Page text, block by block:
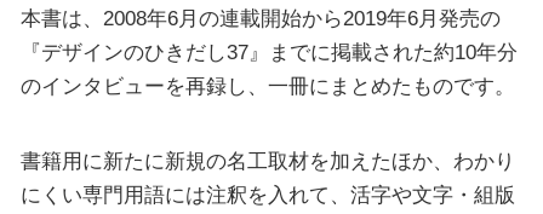
本書は、2008年6月の連載開始から2019年6月発売の
『デザインのひきだし37』までに掲載された約10年分
のインタビューを再録し、一冊にまとめたものです。
書籍用に新たに新規の名工取材を加えたほか、わかり
にくい専門用語には注釈を入れて、活字や文字・組版